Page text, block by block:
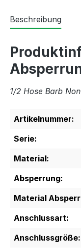
Beschreibung
1/2 Hose Barb
Artikelnummer:
Serie:
Material:
Absperrung:
Material
Anschlussart:
Anschlussgröße: